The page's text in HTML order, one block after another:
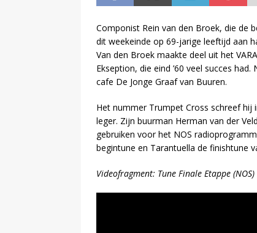
Componist Rein van den Broek, die de
dit weekeinde op 69-jarige leeftijd aan
Van den Broek maakte deel uit het
Ekseption, die eind ’60 veel succes
cafe De Jonge Graaf van Buuren.
Het nummer Trumpet Cross schreef
leger. Zijn buurman Herman van der
gebruiken voor het NOS
begintune en Tarantuella de finishtune
Videofragment: Tune Finale Etappe (NOS)